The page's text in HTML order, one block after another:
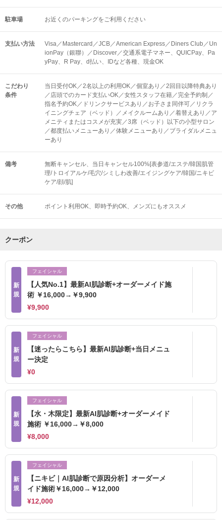
駐車場 お近くのパーキングをご利用ください
支払い方法
Visa／Mastercard／JCB／American Express／Diners Club／Un
ionPay（銀聯）／Discover／交通系電子マネー、QUICPay、Pa
yPay、R Pay、d払い、IDなど各種、現金OK
こだわり
条件
当日受付OK／2名以上の利用OK／個室あり／2回目以降特典あり
／店頭でのカード支払いOK／女性スタッフ在籍／完全予約制／
指名予約OK／ドリンクサービスあり／お子さま同伴可／リクラ
イニングチェア（ベッド）／メイクルームあり／着替えあり／ア
メニティまたはコスメが充実／3席（ベッド）以下の小型サロン
／都度払いメニューあり／体験メニューあり／ブライダルメニュ
ーあり
備考
無断キャンセル、当日キャンセル100%[表参道/エステ/韓国肌管
理/トロイアルケ/毛穴/シミしわ改善/エイジングケア/韓国/ニキビ
ケア/顔/肌]
その他 ポイント利用OK 即時予約OK メンズにもオススメ
クーポン
新
規
フェイシャル
【人気No.1】最新AI肌診断+オーダーメイド施
術 ￥16,000→￥9,900
¥9,900
新
規
フェイシャル
【迷ったらこちら】最新AI肌診断+当日メニュ
ー決定
¥0
新
規
フェイシャル
【水・木限定】最新AI肌診断+オーダーメイド
施術 ￥16,000→￥8,000
¥8,000
新
規
フェイシャル
【ニキビ｜AI肌診断で原因分析】オーダーメ
イド施術￥16,000→￥12,000
¥12,000